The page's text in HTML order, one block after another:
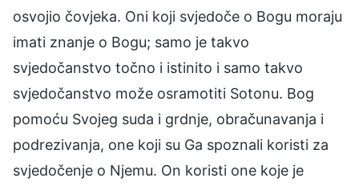
osvojio čovjeka. Oni koji svjedoče o Bogu moraju
imati znanje o Bogu; samo je takvo
svjedočanstvo točno i istinito i samo takvo
svjedočanstvo može osramotiti Sotonu. Bog
pomoću Svojeg suda i grdnje, obračunavanja i
podrezivanja, one koji su Ga spoznali koristi za
svjedočenje o Njemu. On koristi one koje je